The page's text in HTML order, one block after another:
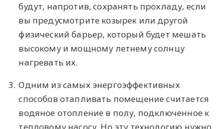
будут, напротив, сохранять прохладу, если
вы предусмотрите козырек или другой
физический барьер, который будет мешать
высокому и мощному летнему солнцу
нагревать их.
3. Одним из самых энергоэффективных
способов отапливать помещение считается
водяное отопление в полу, подключенное к